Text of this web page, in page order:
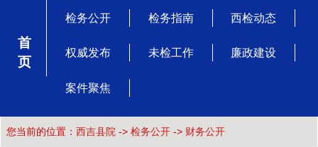
首 页
检务公开 检务指南 西检动态
权威发布 未检工作 廉政建设
案件聚焦
您当前的位置： 西吉县院 -> 检务公开-> 财务公开